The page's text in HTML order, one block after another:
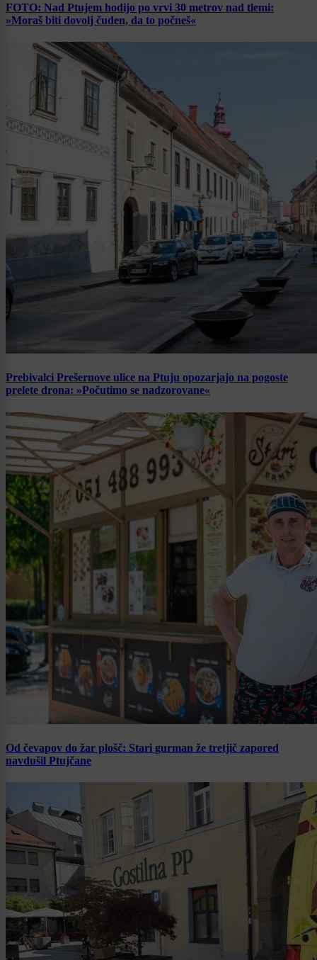
FOTO: Nad Ptujem hodijo po vrvi 30 metrov nad tlemi:
»Moraš biti dovolj čuden, da to počneš«
Prebivalci Prešernove ulice na Ptuju opozarjajo na pogoste
prelete drona: »Počutimo se nadzorovane«
Od čevapov do žar plošč: Stari gurman že tretjič zapored
navdušil Ptujčane